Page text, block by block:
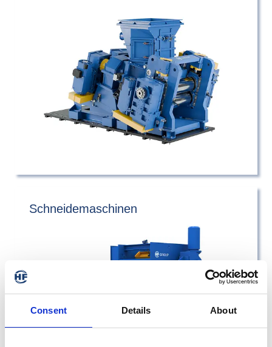
Consent Details About
Schneidemaschinen